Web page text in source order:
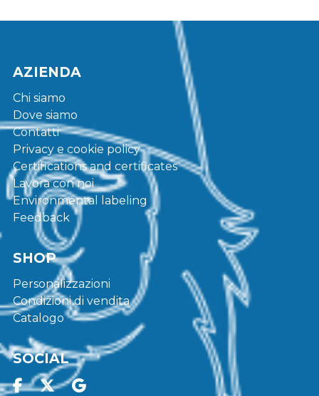
AZIENDA
Chi siamo
Dove siamo
Contatti
Privacy e cookie policy
Certifications and certificates
Lavora con noi
Environmental labeling
Feedback
SHOP
Personalizzazioni
Condizioni di vendita
Catalogo
SOCIAL